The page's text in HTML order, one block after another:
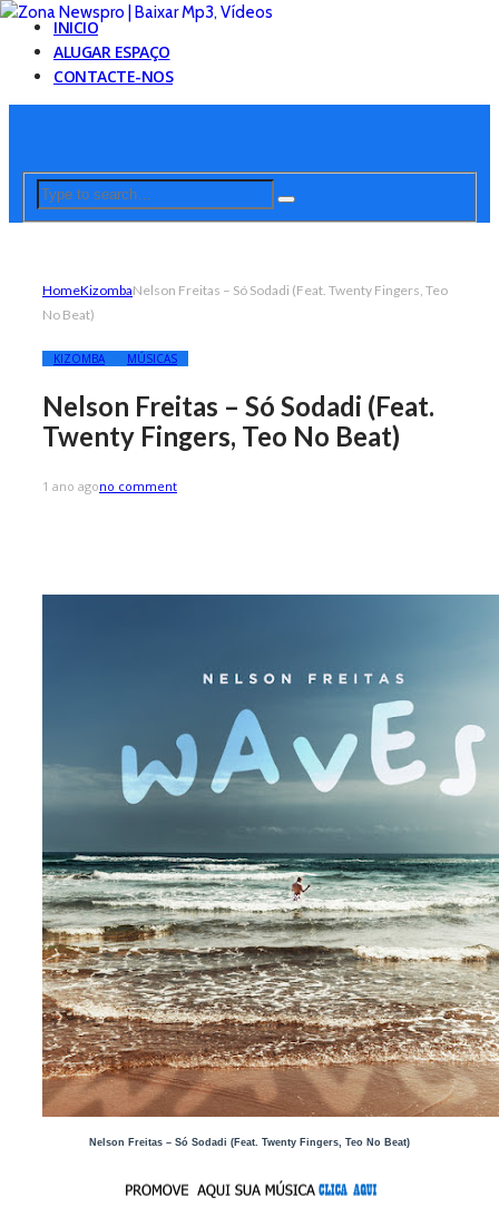
INICIO
ALUGAR ESPAÇO
CONTACTE-NOS
HomeKizombaNelson Freitas – Só Sodadi (Feat. Twenty Fingers, Teo
No Beat)
KIZOMBA MÚSICAS
Nelson Freitas – Só Sodadi (Feat.
Twenty Fingers, Teo No Beat)
1 ano agono comment
Nelson Freitas – Só Sodadi (Feat. Twenty Fingers, Teo No Beat)